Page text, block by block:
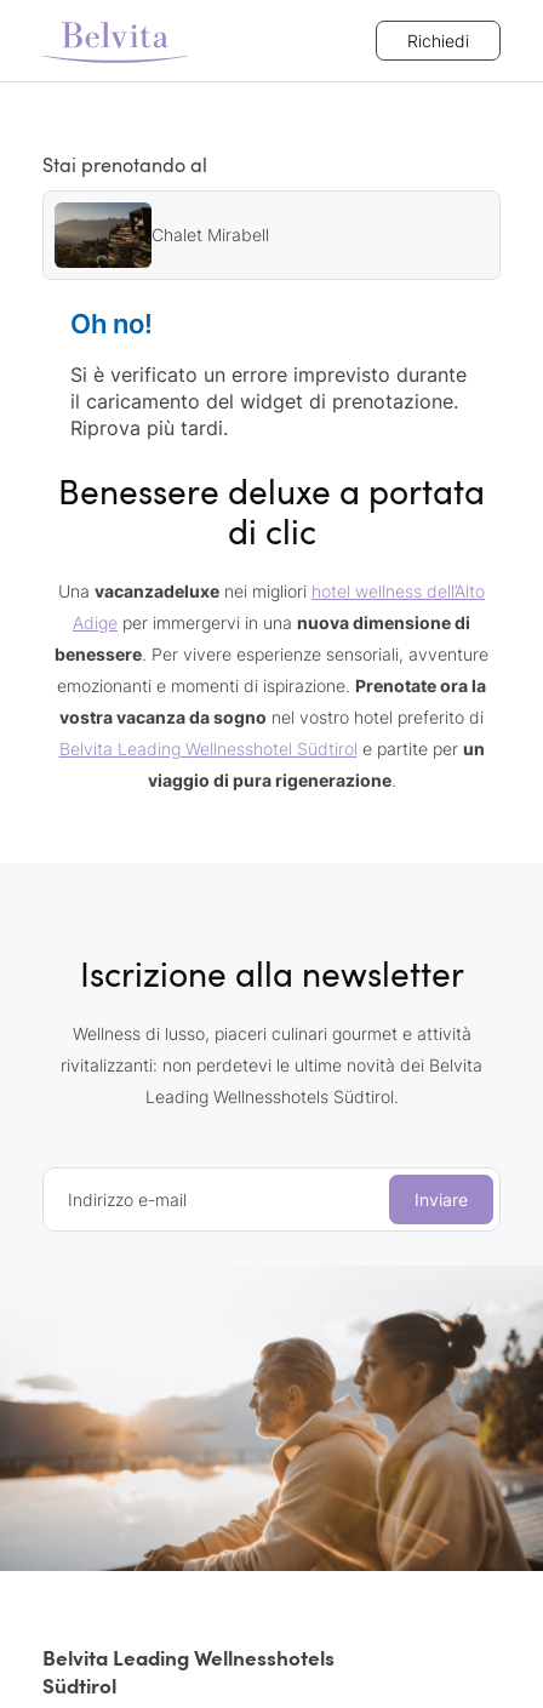
Richiedi
Stai prenotando al
Chalet Mirabell
Oh no!
Si è verificato un errore imprevisto durante
il caricamento del widget di prenotazione.
Riprova più tardi.
Benessere deluxe a portata
di clic
Una vacanzadeluxe nei migliori hotel wellness dell’Alto
Adige per immergervi in una nuova dimensione di
benessere. Per vivere esperienze sensoriali, avventure
emozionanti e momenti di ispirazione. Prenotate ora la
vostra vacanza da sogno nel vostro hotel preferito di
Belvita Leading Wellnesshotel Südtirol e partite per un
viaggio di pura rigenerazione.
Iscrizione alla newsletter
Wellness di lusso, piaceri culinari gourmet e attività
rivitalizzanti: non perdetevi le ultime novità dei Belvita
Leading Wellnesshotels Südtirol.
Indirizzo e-mail Inviare
Belvita Leading Wellnesshotels
Südtirol